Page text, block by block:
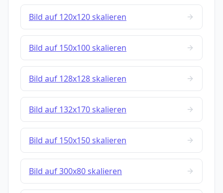
Bild auf 120x120 skalieren
Bild auf 150x100 skalieren
Bild auf 128x128 skalieren
Bild auf 132x170 skalieren
Bild auf 150x150 skalieren
Bild auf 300x80 skalieren